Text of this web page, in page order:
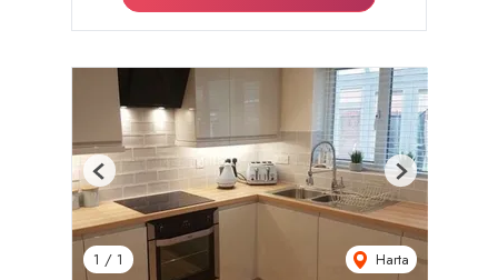
1 / 1 Harta
Previous Next